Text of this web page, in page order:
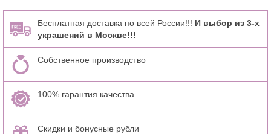
Бесплатная доставка по всей России!!! И выбор из 3-х
украшений в Москве!!!
Собственное производство
100% гарантия качества
Скидки и бонусные рубли